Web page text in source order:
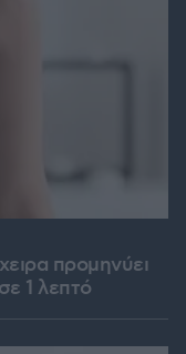
προμηνύει
1 λεπτό